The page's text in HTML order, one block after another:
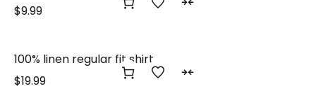
$9.99
100% linen regular fit shirt
$19.99